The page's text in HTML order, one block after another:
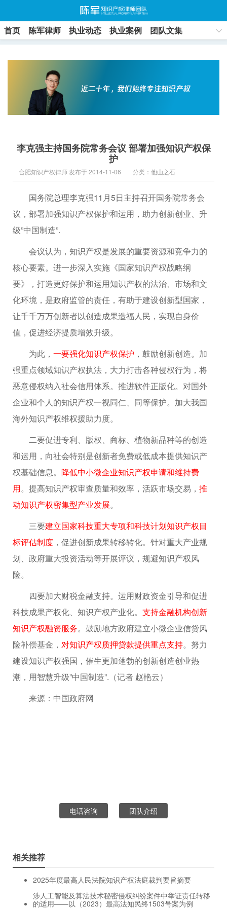
首页 陈军律师 执业动态 执业案例
团队文集
李克强主持国务院常务会议 部署加强知识产权保
护
合肥知识产权律师 发布于 2014-11-06 分类： 他山之石
国务院总理李克强11月5日主持召开国务院常务会
议，部署加强知识产权保护和运用，助力创新创业、升
级”中国制造”.
会议认为，知识产权是发展的重要资源和竞争力的
核心要素。进一步深入实施《国家知识产权战略纲
要》，打造更好保护和运用知识产权的法治、市场和文
化环境，是政府监管的责任，有助于建设创新型国家，
让千千万万创新者以创造成果造福人民，实现自身价
值，促进经济提质增效升级。
为此， 一要强化知识产权保护 ，鼓励创新创造。加
强重点领域知识产权执法，大力打击各种侵权行为，将
恶意侵权纳入社会信用体系。推进软件正版化。对国外
企业和个人的知识产权一视同仁、同等保护。加大我国
海外知识产权维权援助力度。
二要促进专利、版权、商标、植物新品种等的创造
和运用，向社会特别是创新者免费或低成本提供知识产
权基础信息。 降低中小微企业知识产权申请和维持费
用。提高知识产权审查质量和效率，活跃市场交易， 推
动知识产权密集型产业发展。
三要建立国家科技重大专项和科技计划知识产权目
标评估制度 ，促进创新成果转移转化。针对重大产业规
划、政府重大投资活动等开展评议，规避知识产权风
险。
四要加大财税金融支持。运用财政资金引导和促进
科技成果产权化、知识产权产业化。 支持金融机构创新
知识产权融资服务。鼓励地方政府建立小微企业信贷风
险补偿基金， 对知识产权质押贷款提供重点支持。努力
建设知识产权强国，催生更加蓬勃的创新创造创业热
潮，用智慧升级”中国制造”.（记者 赵艳云）
来源：中国政府网
电话咨询 团队介绍
相关推荐
2025年度最高人民法院知识产权法庭裁判要旨摘要
涉人工智能及算法技术秘密侵权纠纷案件中举证责任转移
的适用——以（2023）最高法知民终1503号案为例